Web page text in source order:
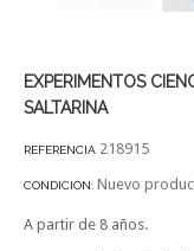
EXPERIMENTOS
SALTARINA
REFERENCIA 218915
CONDICIÓN: Nuevo
A partir de 8 años.